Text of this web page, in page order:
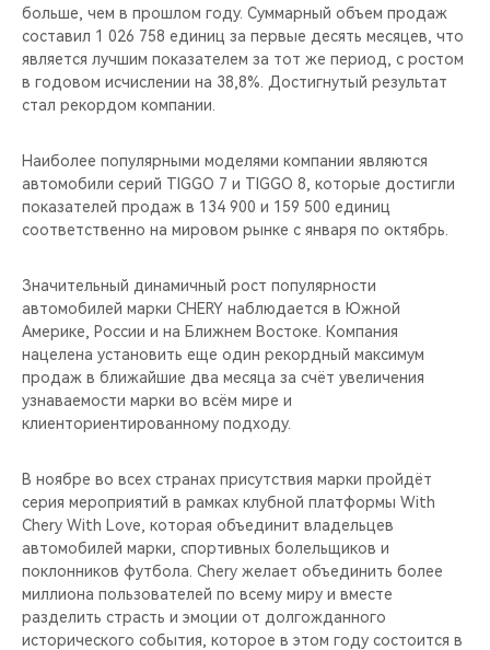
больше, чем в прошлом году. Суммарный объем продаж
составил 1 026 758 единиц за первые десять месяцев, что
является лучшим показателем за тот же период, с ростом
в годовом исчислении на 38,8%. Достигнутый результат
стал рекордом компании.
Наиболее популярными моделями компании являются
автомобили серий TIGGO 7 и TIGGO 8, которые достигли
показателей продаж в 134 900 и 159 500 единиц
соответственно на мировом рынке с января по октябрь.
Значительный динамичный рост популярности
автомобилей марки CHERY наблюдается в Южной
Америке, России и на Ближнем Востоке. Компания
нацелена установить еще один рекордный максимум
продаж в ближайшие два месяца за счёт увеличения
узнаваемости марки во всём мире и
клиенториентированному подходу.
В ноябре во всех странах присутствия марки пройдёт
серия мероприятий в рамках клубной платформы With
Chery With Love, которая объединит владельцев
автомобилей марки, спортивных болельщиков и
поклонников футбола. Chery желает объединить более
миллиона пользователей по всему миру и вместе
разделить страсть и эмоции от долгожданного
исторического события, которое в этом году состоится в